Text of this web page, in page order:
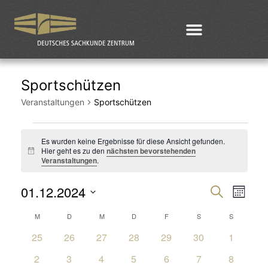
Sportschützen
Veranstaltungen Sportschützen
Hinweis
Es wurden keine Ergebnisse für diese Ansicht gefunden.
Hier geht es zu dennächsten bevorstehenden
Veranstaltungen.
und
SucheMonat
01.12.2024
Kalender
von
M D M D F S S
0
25
0
26
0
27
0
28
0
29
0
30
0
1
0
2
0
3
0
4
0
5
0
6
0
7
0
8